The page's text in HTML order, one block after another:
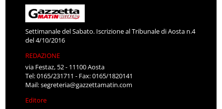
Settimanale del Sabato. Iscrizione al Tribunale di Aosta n.4
del 4/10/2016
REDAZIONE
via Festaz, 52 - 11100 Aosta
Tel: 0165/231711 - Fax: 0165/1820141
Mail:segreteria@gazzettamatin.com
Editore